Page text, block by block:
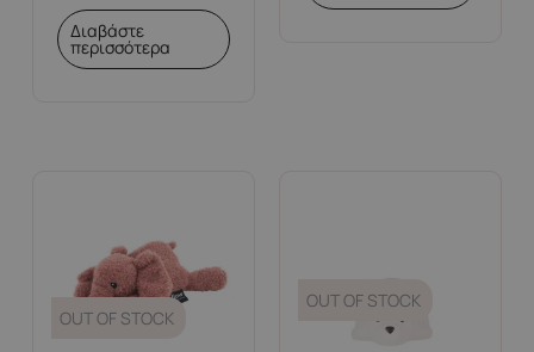
Διαβάστε
περισσότερα
OUT OF STOCK
OUT OF STOCK